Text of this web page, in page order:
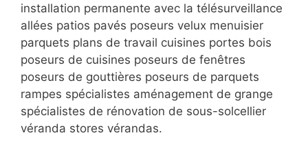
installation permanente avec la télésurveillance
allées patios pavés poseurs velux menuisier
parquets plans de travail cuisines portes bois
poseurs de cuisines poseurs de fenêtres
poseurs de gouttières poseurs de parquets
rampes spécialistes aménagement de grange
spécialistes de rénovation de sous-solcellier
véranda stores vérandas.